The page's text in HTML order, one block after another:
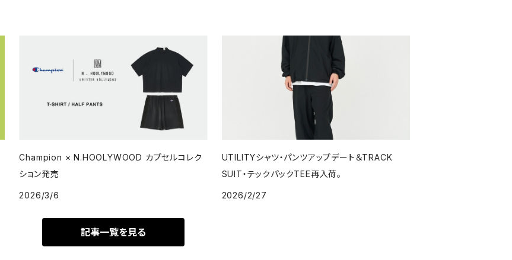
Champion × N.HOOLYWOOD カプセルコレク
ション発売
2026/3/6
UTILITYシャツ・パンツアップデート＆TRACK
SUIT・テックパックTEE再入荷。
2026/2/27
記事一覧を見る